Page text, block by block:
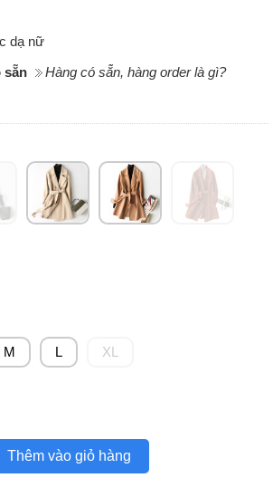
dạ nữ
sẵn Hàng có sẵn, hàng order là gì?
M L XL
Thêm vào giỏ hàng